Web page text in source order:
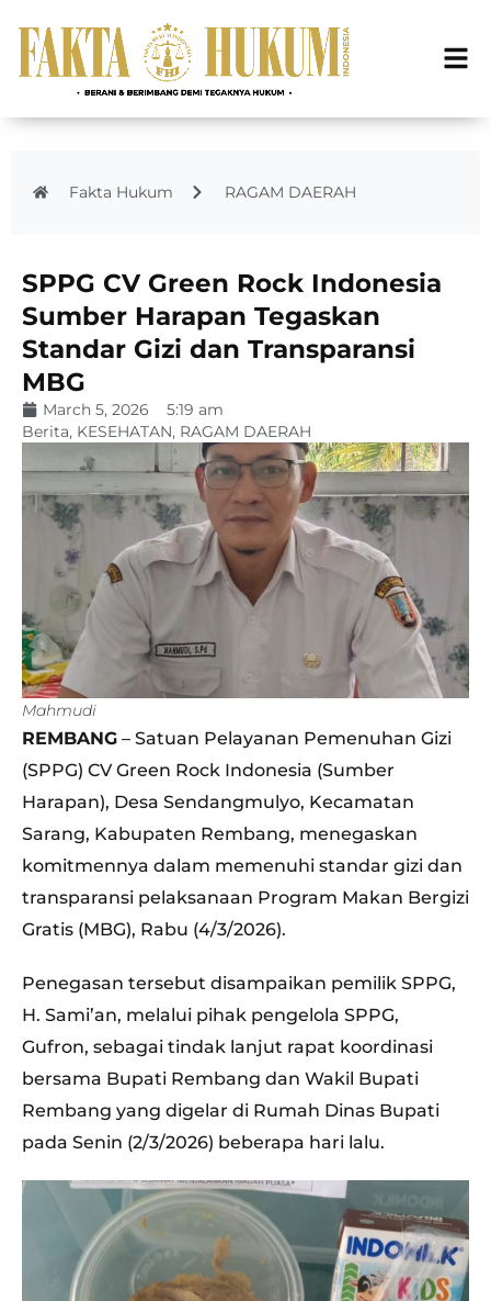
Fakta Hukum RAGAM DAERAH
SPPG CV Green Rock Indonesia
Sumber Harapan Tegaskan
Standar Gizi dan Transparansi
MBG
March 5, 2026
5:19 am
Berita, KESEHATAN, RAGAM DAERAH
Mahmudi
REMBANG – Satuan Pelayanan Pemenuhan Gizi
(SPPG) CV Green Rock Indonesia (Sumber
Harapan), Desa Sendangmulyo, Kecamatan
Sarang, Kabupaten Rembang, menegaskan
komitmennya dalam memenuhi standar gizi dan
transparansi pelaksanaan Program Makan Bergizi
Gratis (MBG), Rabu (4/3/2026).
Penegasan tersebut disampaikan pemilik SPPG,
H. Sami’an, melalui pihak pengelola SPPG,
Gufron, sebagai tindak lanjut rapat koordinasi
bersama Bupati Rembang dan Wakil Bupati
Rembang yang digelar di Rumah Dinas Bupati
pada Senin (2/3/2026) beberapa hari lalu.